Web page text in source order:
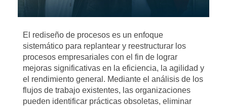
El rediseño de procesos es un enfoque
sistemático para replantear y reestructurar los
procesos empresariales con el fin de lograr
mejoras significativas en la eficiencia, la agilidad y
el rendimiento general. Mediante el análisis de los
flujos de trabajo existentes, las organizaciones
pueden identificar prácticas obsoletas, eliminar